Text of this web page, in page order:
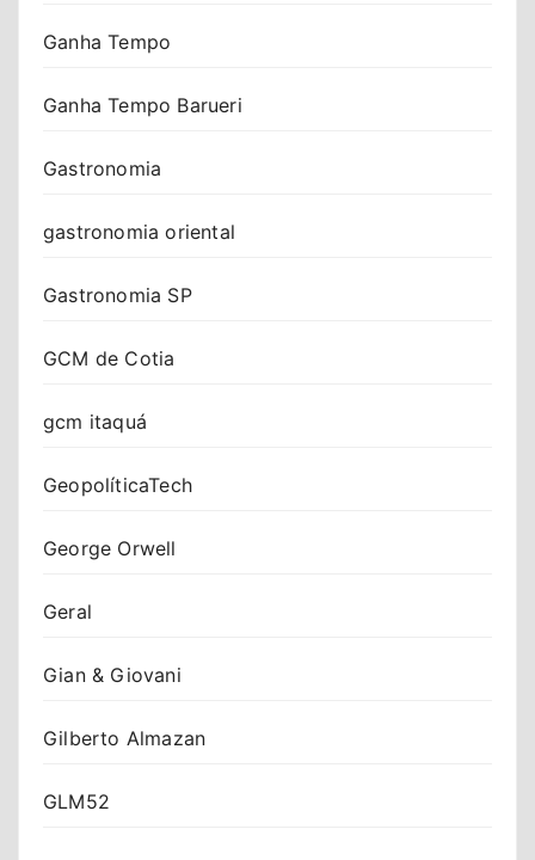
Ganha Tempo
Ganha Tempo Barueri
Gastronomia
gastronomia oriental
Gastronomia SP
GCM de Cotia
gcm itaquá
GeopolíticaTech
George Orwell
Geral
Gian & Giovani
Gilberto Almazan
GLM52